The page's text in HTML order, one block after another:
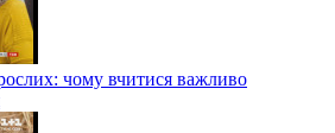
чому вчитися важливо